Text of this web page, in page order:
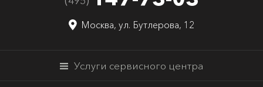
Москва, ул. Бутлерова, 12
Услуги сервисного центра